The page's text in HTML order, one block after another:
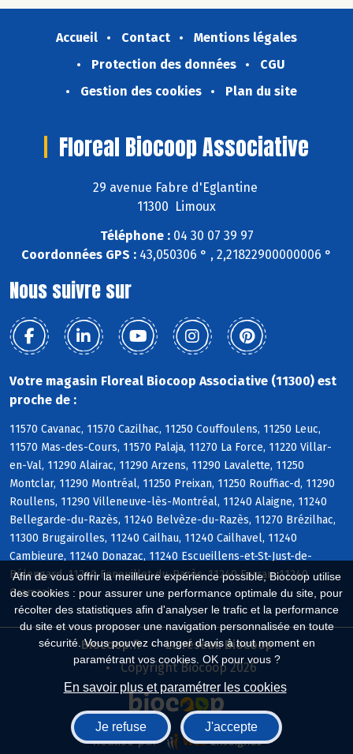
Afin de vous offrir la meilleure expérience possible, Biocoop utilise
des cookies : pour assurer une performance optimale du site, pour
récolter des statistiques afin d'analyser le trafic et la performance
du site et vous proposer une navigation personnalisée en toute
sécurité. Vous pouvez changer d'avis à tout moment en
paramétrant vos cookies. OK pour vous ?
En savoir plus et paramétrer les cookies
Je refuse J'accepte
Accueil Contact
Mentions légales
Protection des données
CGU
Gestion des cookies
Plan du site
Floreal Biocoop Associative
29 avenue Fabre d'Eglantine
11300 Limoux
Téléphone :04 30 07 39 97
Coordonnées GPS : 43,050306 ° , 2,21822900000006 °
Nous suivre sur
Votre magasin Floreal Biocoop Associative (11300) est
proche de :
11570 Cavanac, 11570 Cazilhac, 11250 Couffoulens, 11250 Leuc,
11570 Mas-des-Cours, 11570 Palaja, 11270 La Force, 11220 Villar-
en-Val, 11290 Alairac, 11290 Arzens, 11290 Lavalette, 11250
Montclar, 11290 Montréal, 11250 Preixan, 11250 Rouffiac-d, 11290
Roullens, 11290 Villeneuve-lès-Montréal, 11240 Alaigne, 11240
Bellegarde-du-Razès, 11240 Belvèze-du-Razès, 11270 Brézilhac,
11300 Brugairolles, 11240 Cailhau, 11240 Cailhavel, 11240
Cambieure, 11240 Donazac, 11240 Escueillens-et-St-Just-de-
Bélengard, 11240 Fenouillet-du-Razès, 11240 Ferran, 11240
Gramazie
Biocoop.fr
Le réseau Biocoop
Copyright Biocoop 2026
Réalisé par